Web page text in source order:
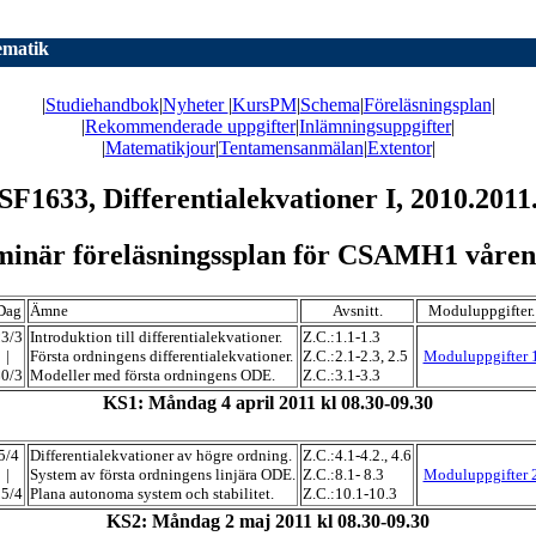
|Studiehandbok|Nyheter |KursPM|Schema|Föreläsningsplan|
|Rekommenderade uppgifter|Inlämningsuppgifter|
|Matematikjour|Tentamensanmälan|Extentor|
SF1633, Differentialekvationer I, 2010.2011.
föreläsningssplan för CSAMH1 våren
Ämne Avsnitt.
Moduluppgifter.
3
|
3
Introduktion till differentialekvationer.
Första ordningens differentialekvationer.
Modeller med första ordningens ODE.
Z.C.:1.1-1.3
Z.C.:2.1-2.3, 2.5
Z.C.:3.1-3.3
Moduluppgifter 1
KS1: Måndag 4 april 2011 kl 08.30-09.30
4
|
4
Differentialekvationer av högre ordning.
System av första ordningens linjära ODE.
Plana autonoma system och stabilitet.
Z.C.:4.1-4.2., 4.6
Z.C.:8.1- 8.3
Z.C.:10.1-10.3
Moduluppgifter
KS2: Måndag 2 maj 2011 kl 08.30-09.30